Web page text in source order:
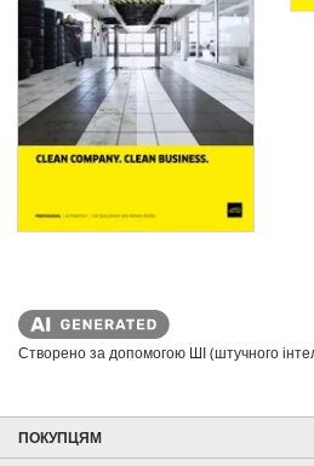
Створено за допомогою ШІ (штучного
ПОКУПЦЯМ